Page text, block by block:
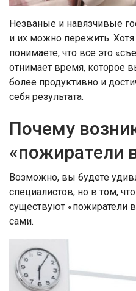
Незваные и навязчивые
и их можно пережить.
понимаете, что все это
отнимает время, которое
более продуктивно и
себя результата.
Почему
«пожиратели
Возможно, вы будете
специалистов, но в том,
существуют «пожиратели
сами.